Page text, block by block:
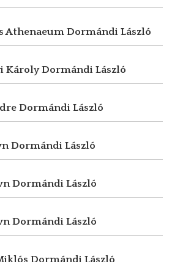
Athenaeum Dormándi László
KárolyDormándi László
Dormándi László
Dormándi László
Dormándi László
Dormándi László
Dormándi László